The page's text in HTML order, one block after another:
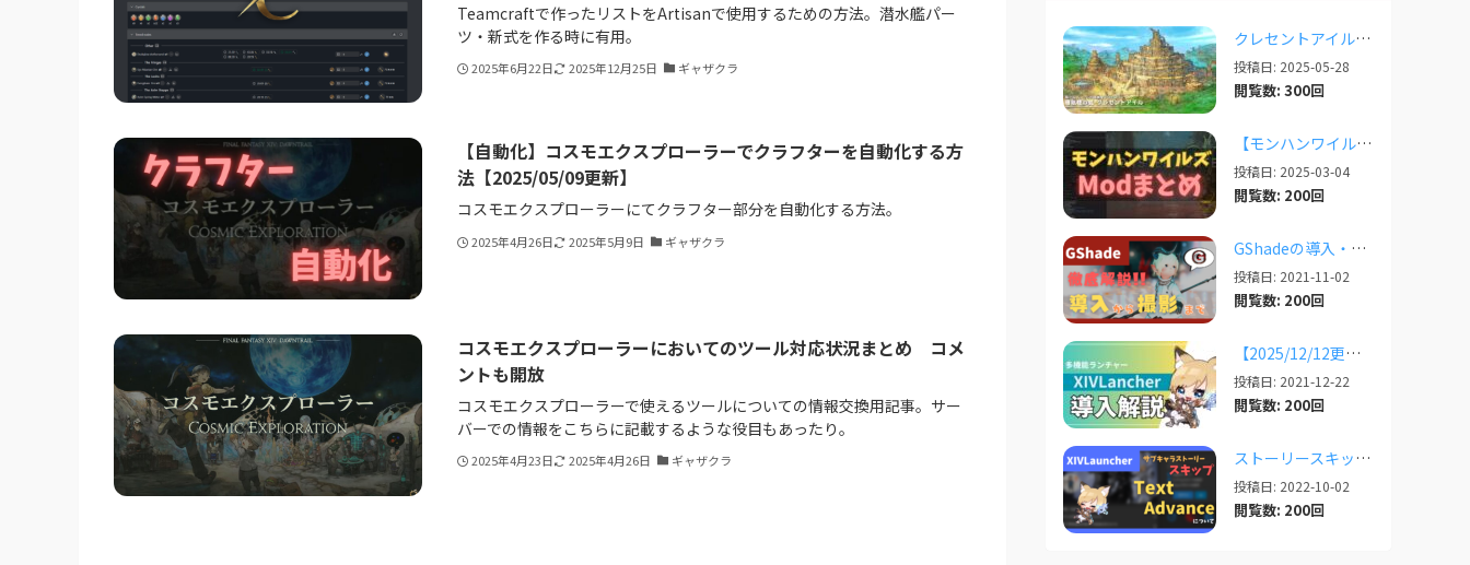
Teamcraftで作ったリストをArtisanで使用するための方法。潜水艦パー
ツ・新式を作る時に有用。
2025年6月22日 2025年12月25日 ギャザクラ
【自動化】コスモエクスプローラーでクラフターを自動化する方
法【2025/05/09更新】
コスモエクスプローラーにてクラフター部分を自動化する方法。
2025年4月26日 2025年5月9日 ギャザクラ
コスモエクスプローラーにおいてのツール対応状況まとめ コメ
ントも開放
コスモエクスプローラーで使えるツールについての情報交換用記事。サー
バーでの情報をこちらに記載するような役目もあったり。
2025年4月23日 2025年4月26日 ギャザクラ
クレセントアイルで使えるツール情報まとめ【2026/07/30更新】
投稿日: 2025-05-28
閲覧数: 300回
【モンハンワイルズ】人気Modまとめ記事！【2026/03更新】
投稿日: 2025-03-04
閲覧数: 200回
GShadeの導入・設定・撮影まで徹底解説！【2026/03/25更新】
投稿日: 2021-11-02
閲覧数: 200回
【2025/12/12更新】多機能ランチャー「XIVLauncher」の導入方法・使い方について
投稿日: 2021-12-22
閲覧数: 200回
ストーリースキップ補助「TextAdvance」について【2025/05/21更新】
投稿日: 2022-10-02
閲覧数: 200回